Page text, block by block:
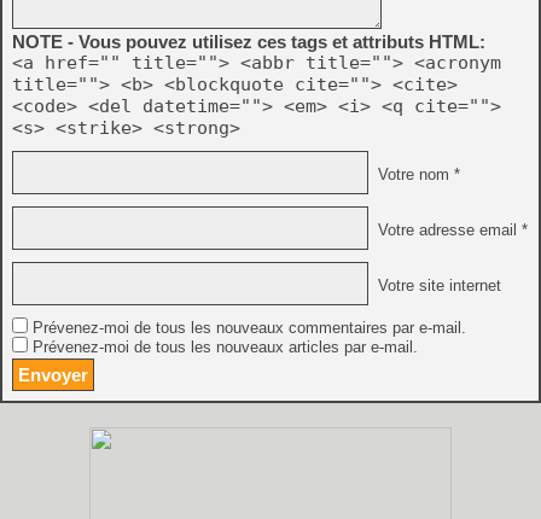
NOTE - Vous pouvez utilisez ces tags et attributs HTML:
<a href="" title=""> <abbr title=""> <acronym
title=""> <b> <blockquote cite=""> <cite>
<code> <del datetime=""> <em> <i> <q cite="">
<s> <strike> <strong>
Votre nom *
Votre adresse email *
Votre site internet
Prévenez-moi de tous les nouveaux commentaires par e-mail.
Prévenez-moi de tous les nouveaux articles par e-mail.